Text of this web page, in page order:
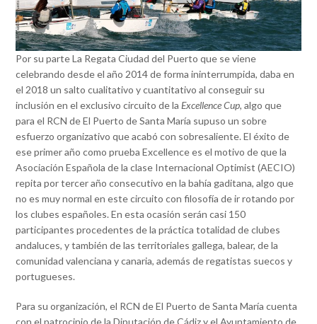
Por su parte La Regata Ciudad del Puerto que se viene
celebrando desde el año 2014 de forma ininterrumpida, daba en
el 2018 un salto cualitativo y cuantitativo al conseguir su
inclusión en el exclusivo circuito de la Excellence Cup,algo que
para el RCN de El Puerto de Santa María supuso un sobre
esfuerzo organizativo que acabó con sobresaliente. El éxito de
ese primer año como prueba Excellence es el motivo de que la
Asociación Española de la clase Internacional Optimist (AECIO)
repita por tercer año consecutivo en la bahía gaditana, algo que
no es muy normal en este circuito con filosofía de ir rotando por
los clubes españoles. En esta ocasión serán casi 150
participantes procedentes de la práctica totalidad de clubes
andaluces, y también de las territoriales gallega, balear, de la
comunidad valenciana y canaria, además de regatistas suecos y
portugueses.
Para su organización, el RCN de El Puerto de Santa María cuenta
con el patrocinio de la Diputación de Cádiz y el Ayuntamiento de